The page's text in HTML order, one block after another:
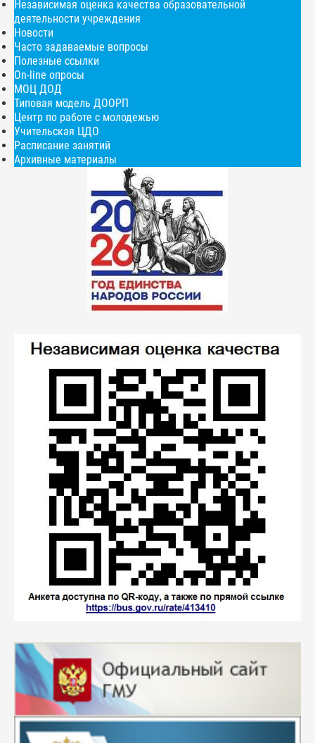
Независимая оценка качества образовательной
деятельности учреждения
Новости
Часто задаваемые вопросы
Полезные ссылки
On-line опросы
МОЦ ДОД
Типовая модель ДООРП
Центр по работе с молодежью
Учительская ЦДО
Расписание занятий
Архивные материалы